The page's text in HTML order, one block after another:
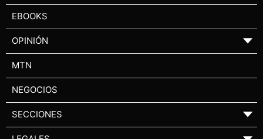
EBOOKS
OPINIÓN ▼
MTN
NEGOCIOS
SECCIONES ▼